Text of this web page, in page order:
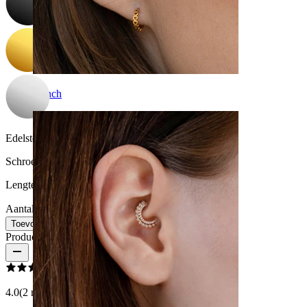
Conch
Edelsteen kleur:
Transparant
Schroefdraad dikte:1,2 mm
Lengte:
6 mm
Aantal: 1
Wijzigen
Toevoegen aan winkelwagen
Productbeoordelingen
4.0(2 reviews)